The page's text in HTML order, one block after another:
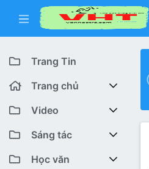
Trang Tin
Trang chủ
Diễn đàn
Bài viết mới
Có gì mới
Video
Youtube VHT News
Youtube VHT
Sáng tác
Cuộc thi viết
Học văn